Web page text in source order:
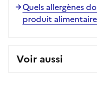
Quels allergènes
produit
Voir aussi